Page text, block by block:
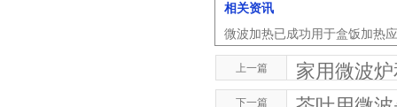
相关资讯
微波加热已成功用于盒饭加热
上一篇 家用微波
下一篇